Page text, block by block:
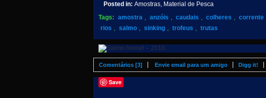
Posted in: Amostras, Material de Pesca
Tags: amostra , anzóis , caudais , colheres , corrente
rios , salmo , sinking , trofeus , trutas
Comentários [3] Envie email para um amigo Digg it!
Save